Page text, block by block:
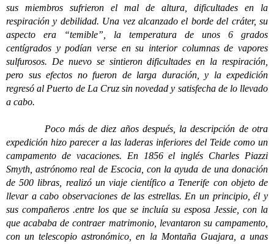
sus miembros sufrieron el mal de altura, dificultades en la
respiración y debilidad. Una vez alcanzado el borde del cráter, su
aspecto era “temible”, la temperatura de unos 6 grados
centígrados y podían verse en su interior columnas de vapores
sulfurosos. De nuevo se sintieron dificultades en la respiración,
pero sus efectos no fueron de larga duración, y la expedición
regresó al Puerto de La Cruz sin novedad y satisfecha de lo llevado
a cabo.
Poco más de diez años después, la descripción de otra
expedición hizo parecer a las laderas inferiores del Teide como un
campamento de vacaciones. En 1856 el inglés Charles Piazzi
Smyth, astrónomo real de Escocia, con la ayuda de una donación
de 500 libras, realizó un viaje científico a Tenerife con objeto de
llevar a cabo observaciones de las estrellas. En un principio, él y
sus compañeros .entre los que se incluía su esposa Jessie, con la
que acababa de contraer matrimonio, levantaron su campamento,
con un telescopio astronómico, en la Montaña Guajara, a unas